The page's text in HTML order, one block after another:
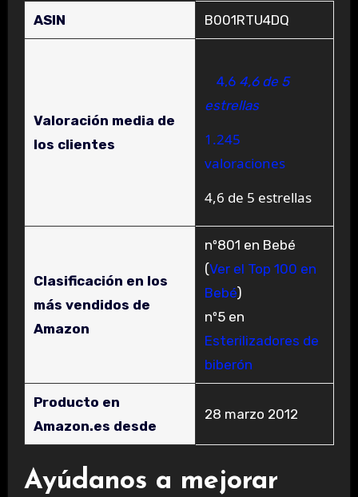
ASIN B001RTU4DQ
Valoración media de
los clientes
4,6 4,6 de 5
estrellas
1.245
valoraciones
4,6 de 5 estrellas
Clasificación en los
más vendidos de
Amazon
nº801 en Bebé
(Ver el Top 100 en
Bebé)
nº5 en
Esterilizadores de
biberón
Producto en
Amazon.es desde
28 marzo 2012
Ayúdanos a mejorar